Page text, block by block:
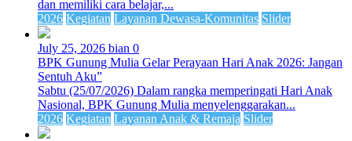
dan memiliki cara belajar,...
2026 Kegiatan Layanan Dewasa-Komunitas Slider
July 25, 2026 bian 0
BPK Gunung Mulia Gelar Perayaan Hari Anak 2026: Jangan
Sentuh Aku”
Sabtu (25/07/2026) Dalam rangka memperingati Hari Anak
Nasional, BPK Gunung Mulia menyelenggarakan...
2026 Kegiatan Layanan Anak & Remaja Slider